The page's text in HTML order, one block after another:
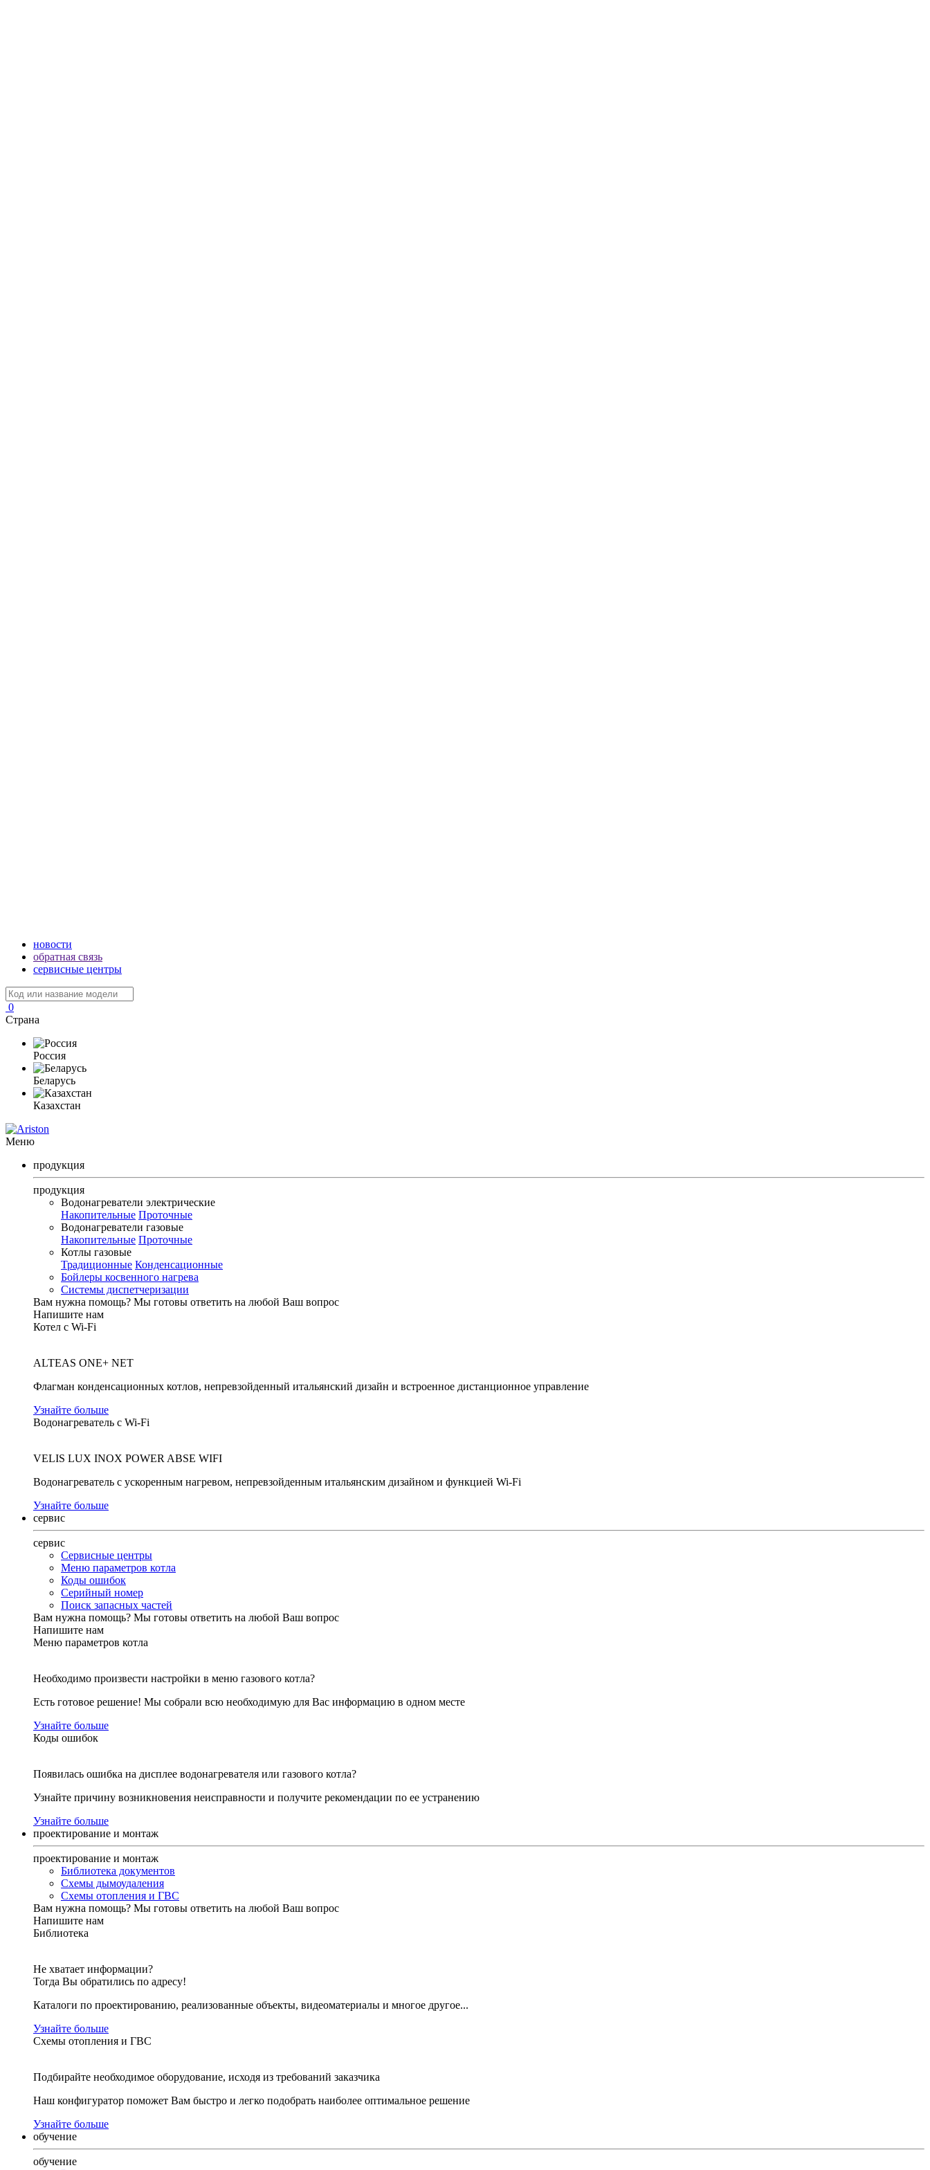
новости
обратная связь
сервисные центры
0
Страна
Россия
Беларусь
Казахстан
Меню
продукция
продукция
Водонагреватели электрические
Накопительные Проточные
Водонагреватели газовые
Накопительные Проточные
Котлы газовые
Традиционные Конденсационные
Бойлеры косвенного нагрева
Системы диспетчеризации
Вам нужна помощь? Мы готовы ответить на любой Ваш вопрос
Напишите нам
Котел с Wi-Fi
ALTEAS ONE+ NET
Флагман конденсационных котлов, непревзойденный итальянский дизайн и встроенное дистанционное управление
Узнайте больше
Водонагреватель с Wi-Fi
VELIS LUX INOX POWER ABSE WIFI
Водонагреватель с ускоренным нагревом, непревзойденным итальянским дизайном и функцией Wi-Fi
Узнайте больше
сервис
сервис
Сервисные центры
Меню параметров котла
Коды ошибок
Серийный номер
Поиск запасных частей
Вам нужна помощь? Мы готовы ответить на любой Ваш вопрос
Напишите нам
Меню параметров котла
Необходимо произвести настройки в меню газового котла?
Есть готовое решение! Мы собрали всю необходимую для Вас информацию в одном месте
Узнайте больше
Коды ошибок
Появилась ошибка на дисплее водонагревателя или газового котла?
Узнайте причину возникновения неисправности и получите рекомендации по ее устранению
Узнайте больше
проектирование и монтаж
проектирование и монтаж
Библиотека документов
Схемы дымоудаления
Схемы отопления и ГВС
Вам нужна помощь? Мы готовы ответить на любой Ваш вопрос
Напишите нам
Библиотека
Не хватает информации?
Тогда Вы обратились по адресу!
Каталоги по проектированию, реализованные объекты, видеоматериалы и многое другое...
Узнайте больше
Схемы отопления и ГВС
Подбирайте необходимое оборудование, исходя из требований заказчика
Наш конфигуратор поможет Вам быстро и легко подобрать наиболее оптимальное решение
Узнайте больше
обучение
обучение